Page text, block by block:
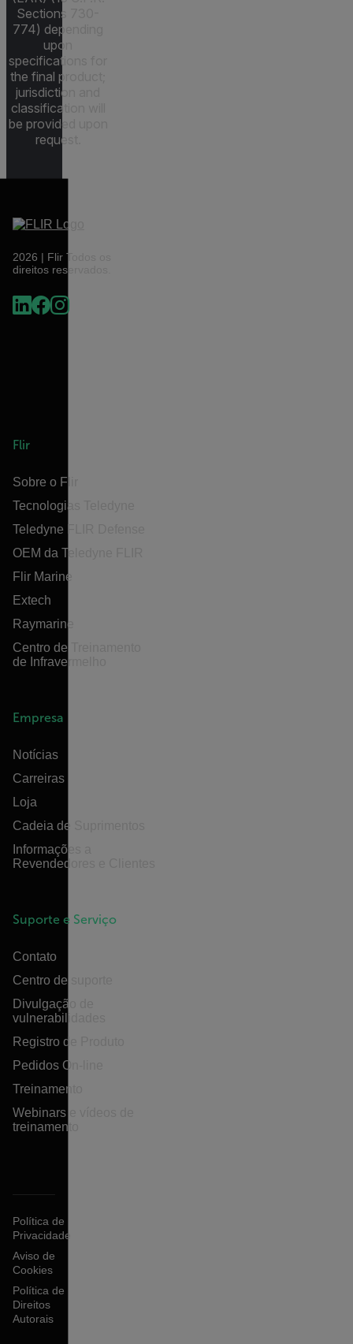
Sections 730-
774) depending
upon
specifications for
the final product;
jurisdiction and
classification will
be provided upon
request.
2026 | Flir Todos os
direitos reservados.
Flir
Sobre o Flir
Tecnologias Teledyne
Teledyne FLIR Defense
OEM da Teledyne FLIR
Flir Marine
Extech
Raymarine
Centro de Treinamento
de Infravermelho
Empresa
Notícias
Carreiras
Loja
Cadeia de Suprimentos
Informações a
Revendedores e Clientes
Suporte e Serviço
Contato
Centro de suporte
Divulgação de
vulnerabilidades
Registro de Produto
Pedidos On-line
Treinamento
Webinars e vídeos de
treinamento
Política de
Privacidade
Aviso de
Cookies
Política de
Direitos
Autorais